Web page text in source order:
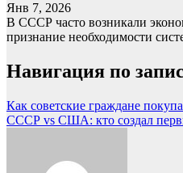
Янв 7, 2026
В СССР часто возникали
признание необходимости
Навигация по
Как советские граждане
СССР vs США: кто создал